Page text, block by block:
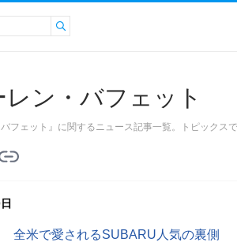
レン・バフェット
バフェット』に関するニュース記事一覧。トピックス
全米で愛されるSUBARU人気の裏側